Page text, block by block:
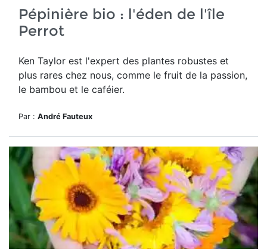
Pépinière bio : l'éden de l'île
Perrot
Ken Taylor est l'expert des plantes robustes et
plus rares chez nous, comme le fruit de la passion,
le bambou et le caféier.
Par : André Fauteux